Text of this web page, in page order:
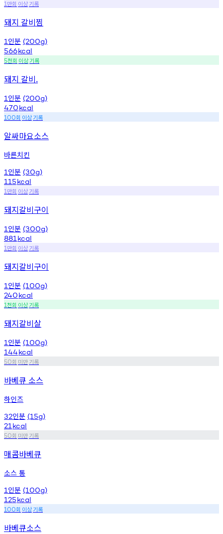
1 만회 이상기록
돼지 갈비찜
1 인분 (200g)
566kcal
5천회 이상기록
돼지 갈비.
1 인분 (200g)
470kcal
100회 이상기록
알싸마요소스
바른치킨
1 인분 (30g)
115kcal
1 만회 이상기록
돼지갈비구이
1 인분 (300g)
881 kcal
1 만회 이상기록
돼지갈비구이
1 인분 (100g)
240kcal
1천회 이상기록
돼지갈비살
1 인분 (100g)
144kcal
50회 미만기록
바베큐 소스
하인즈
32인분 (15g)
21 kcal
50회 미만기록
매콤바베큐
소스 통
1 인분 (100g)
125kcal
100회 이상기록
바베큐소스